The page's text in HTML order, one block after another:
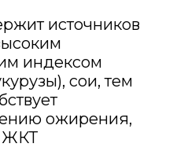
источников
индексом
сои, тем
ожирения,
ЖКТ